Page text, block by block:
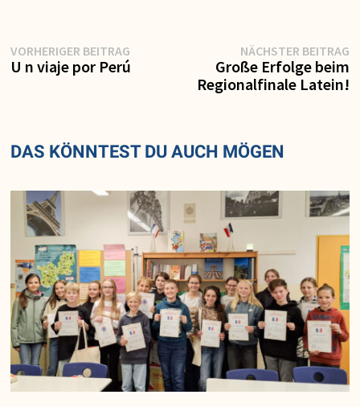
Beitragsnavigation
VORHERIGER BEITRAG
Beitrag:
U n viaje por Perú
NÄCHSTER BEITRAG
Große Erfolge beim
Regionalfinale Latein!
DAS KÖNNTEST DU AUCH MÖGEN